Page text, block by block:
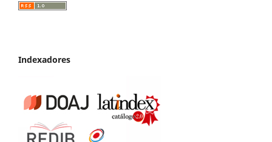
Indexadores